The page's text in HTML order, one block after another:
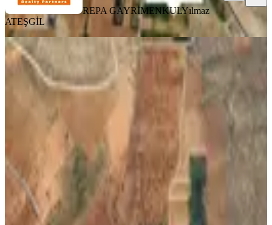
REPA GAYRİMENKULYılmaz
ATEŞGİL
Bağlarbaşı Mahallesinde Sanayi
Alanna Yakın Konumda Satılık Arazi
Gaziantep, Şahinbey
ÖZBAĞLARBAŞI EMLAK İSHAK ÖZKAN